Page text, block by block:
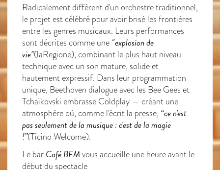
Radicalement différent d'un orchestre traditionnel,
le projet est célébré pour avoir brisé les frontières
entre les genres musicaux. Leurs performances
sont décrites comme une “explosion de
vie”(laRegione), combinant le plus haut niveau
technique avec un son mature, solide et
hautement expressif. Dans leur programmation
unique, Beethoven dialogue avec les Bee Gees et
Tchaïkovski embrasse Coldplay — créant une
atmosphère où, comme l'écrit la presse, “ce n'est
pas seulement de la musique : c'est de la magie
!”(Ticino Welcome).
Le bar Café BFM vous accueille une heure avant le
début du spectacle